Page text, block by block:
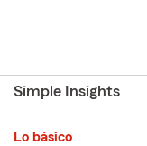
Simple Insights
Lo básico